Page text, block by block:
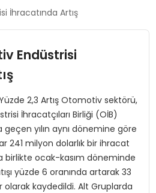
İhracatında Artış
Endüstrisi
2,3 Artış Otomotiv sektörü,
İhracatçıları Birliği (OİB)
yılın aynı dönemine göre
241 milyon dolarlık bir ihracat
birlikte ocak-kasım döneminde
yüzde 6 oranında artarak 33
kaydedildi. Alt Gruplarda